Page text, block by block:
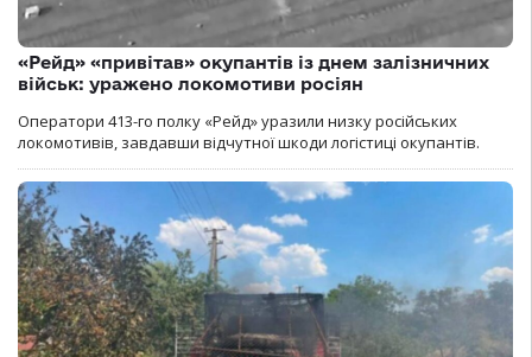
«Рейд» «привітав» окупантів із днем залізничних
військ: уражено локомотиви росіян
Оператори 413-го полку «Рейд» уразили низку російських
локомотивів, завдавши відчутної шкоди логістиці окупантів.